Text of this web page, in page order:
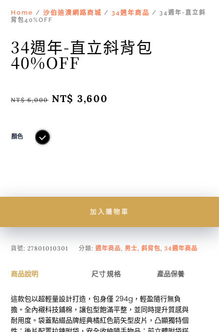
Home /沙伯迪澳網路商城 /34週年商品 / 34週年-直立斜
背包40%OFF
34週年-直立斜背包
40%OFF
NT$6,000 原
NT$ 3,600
顏色
加入購物車
貨號:27801010301 分類:週年商品,男士,斜背包,34週年商品
商品說明 尺寸規格 產品保養
這款包以超輕量設計打造，包身僅 294g，輕盈隨行無負
擔。全內襯科技鋪棉，讓包型飽滿平整，並同時提升質感與
耐用度。袋蓋點綴品牌經典橘紅色箭矢型皮片，凸顯獨特個